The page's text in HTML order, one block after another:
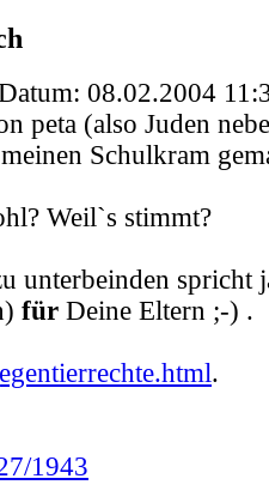
08.02.2004
peta (also Juden
Schulkram
Weil`s stimmt?
unterbeinden spricht
für Deine Eltern ;-) .
.
1943